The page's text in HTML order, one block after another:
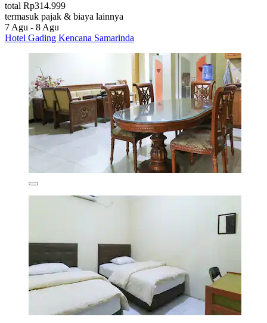
total Rp314.999
termasuk pajak & biaya lainnya
7 Agu - 8 Agu
Hotel Gading Kencana Samarinda